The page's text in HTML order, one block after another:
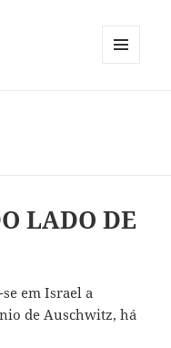
LADO DE
em Israel a
de Auschwitz, há